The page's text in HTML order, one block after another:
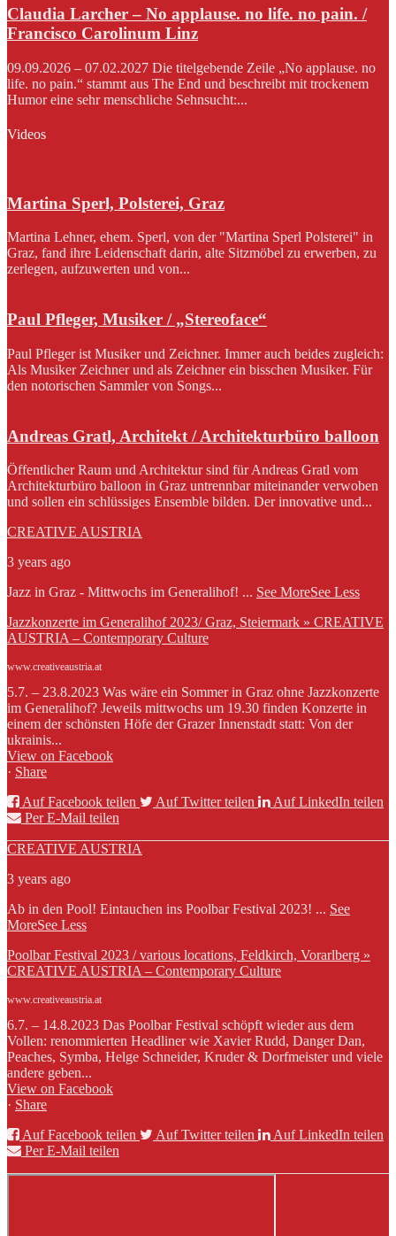
Claudia Larcher – No applause. no life. no pain. /
Francisco Carolinum Linz
09.09.2026 – 07.02.2027 Die titelgebende Zeile „No applause. no
life. no pain.“ stammt aus The End und beschreibt mit trockenem
Humor eine sehr menschliche Sehnsucht:...
Videos
Martina Sperl, Polsterei, Graz
Martina Lehner, ehem. Sperl, von der "Martina Sperl Polsterei" in
Graz, fand ihre Leidenschaft darin, alte Sitzmöbel zu erwerben, zu
zerlegen, aufzuwerten und von...
Paul Pfleger, Musiker / „Stereoface“
Paul Pfleger ist Musiker und Zeichner. Immer auch beides zugleich:
Als Musiker Zeichner und als Zeichner ein bisschen Musiker. Für
den notorischen Sammler von Songs...
Andreas Gratl, Architekt / Architekturbüro balloon
Öffentlicher Raum und Architektur sind für Andreas Gratl vom
Architekturbüro balloon in Graz untrennbar miteinander verwoben
und sollen ein schlüssiges Ensemble bilden. Der innovative und...
CREATIVE AUSTRIA
3 years ago
Jazz in Graz - Mittwochs im Generalihof! ... See MoreSee Less
Jazzkonzerte im Generalihof 2023/ Graz, Steiermark » CREATIVE
AUSTRIA – Contemporary Culture
www.creativeaustria.at
5.7. – 23.8.2023 Was wäre ein Sommer in Graz ohne Jazzkonzerte
im Generalihof? Jeweils mittwochs um 19.30 finden Konzerte in
einem der schönsten Höfe der Grazer Innenstadt statt: Von der
ukrainis...
View on Facebook
· Share
Auf Facebook teilen
Auf Twitter teilen
Auf LinkedIn teilen
Per E-Mail teilen
CREATIVE AUSTRIA
3 years ago
Ab in den Pool! Eintauchen ins Poolbar Festival 2023! ... See
MoreSee Less
Poolbar Festival 2023 / various locations, Feldkirch, Vorarlberg »
CREATIVE AUSTRIA – Contemporary Culture
www.creativeaustria.at
6.7. – 14.8.2023 Das Poolbar Festival schöpft wieder aus dem
Vollen: renommierten Headliner wie Xavier Rudd, Danger Dan,
Peaches, Symba, Helge Schneider, Kruder & Dorfmeister und viele
andere geben...
View on Facebook
· Share
Auf Facebook teilen
Auf Twitter teilen
Auf LinkedIn teilen
Per E-Mail teilen